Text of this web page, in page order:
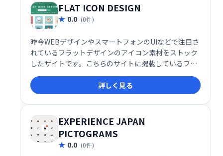
FLAT ICON DESIGN
0.0 (0件)
昨今WEBデザインやスマートフォンのUIなどで注目さ
れているフラットデザインのアイコン素材をストック
したサイトです。こちらのサイトに掲載しているフラ
ットアイコン素材はどなたでも、使用条件に違反しな
い限りクレジット表記や許可なしで、自由にご利用い
ただけます。
詳しく見る
EXPERIENCE JAPAN
PICTOGRAMS
0.0 (0件)